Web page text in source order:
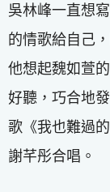
吳林峰一直想
的情歌給自己
他想起魏如萱
好聽，巧合地
歌《我也難過
謝芊彤合唱。